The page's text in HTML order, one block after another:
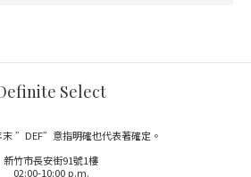
Select
末 ”DEF”意指明確也代表著確定。
新竹市長安街91號1樓
02:00-10:00 p.m.